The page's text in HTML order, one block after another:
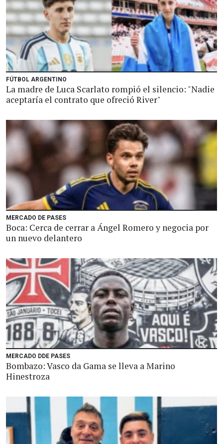
FÚTBOL ARGENTINO
La madre de Luca Scarlato rompió el silencio: "Nadie
aceptaría el contrato que ofreció River"
MERCADO DE PASES
Boca: Cerca de cerrar a Ángel Romero y negocia por
un nuevo delantero
MERCADO DDE PASES
Bombazo: Vasco da Gama se lleva a Marino
Hinestroza